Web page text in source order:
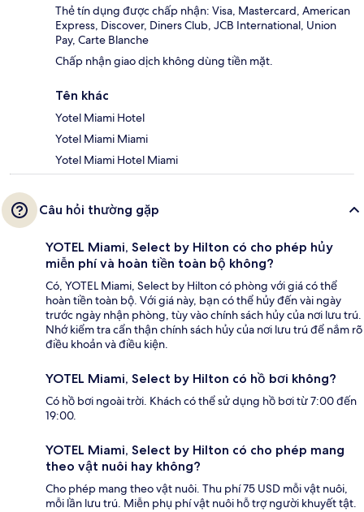
Thẻ tín dụng được chấp nhận: Visa, Mastercard, American
Express, Discover, Diners Club, JCB International, Union
Pay, Carte Blanche
Chấp nhận giao dịch không dùng tiền mặt.
Tên khác
Yotel Miami Hotel
Yotel Miami Miami
Yotel Miami Hotel Miami
Câu hỏi thường gặp
YOTEL Miami, Select by Hilton có cho phép hủy
miễn phí và hoàn tiền toàn bộ không?
Có, YOTEL Miami, Select by Hilton có phòng với giá có thể
hoàn tiền toàn bộ. Với giá này, bạn có thể hủy đến vài ngày
trước ngày nhận phòng, tùy vào chính sách hủy của nơi lưu trú.
Nhớ kiểm tra cẩn thận chính sách hủy của nơi lưu trú để nắm rõ
điều khoản và điều kiện.
YOTEL Miami, Select by Hilton có hồ bơi không?
Có hồ bơi ngoài trời. Khách có thể sử dụng hồ bơi từ 7:00 đến
19:00.
YOTEL Miami, Select by Hilton có cho phép mang
theo vật nuôi hay không?
Cho phép mang theo vật nuôi. Thu phí 75 USD mỗi vật nuôi,
mỗi lần lưu trú. Miễn phụ phí vật nuôi hỗ trợ người khuyết tật.